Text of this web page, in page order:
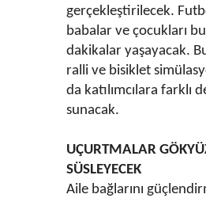
gerçekleştirilecek.
babalar ve çocukları
dakikalar yaşayacak.
ralli ve bisiklet
da katılımcılara farklı
sunacak.
UÇURTMALAR
SÜSLEYECEK
Aile bağlarını